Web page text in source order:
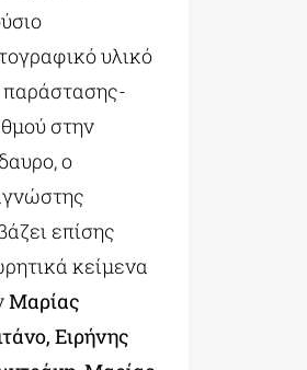
υλικό
παράστασης-
στην
ο
επίσης
κείμενα
Μαρίας
Ειρήνης